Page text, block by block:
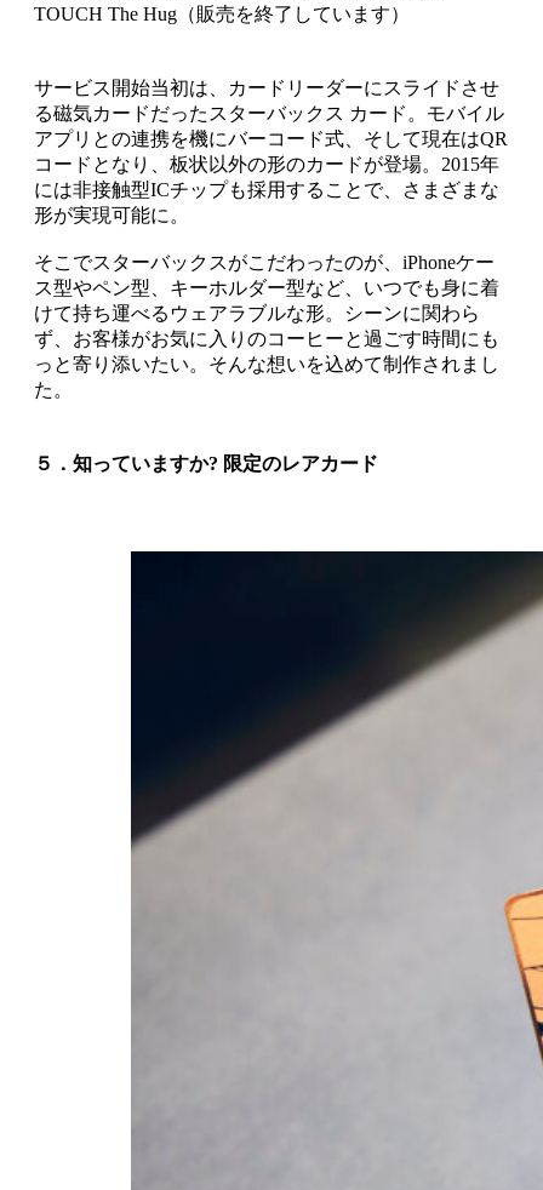
TOUCH The Hug（販売を終了しています）
サービス開始当初は、カードリーダーにスライドさせ
る磁気カードだったスターバックス カード。モバイル
アプリとの連携を機にバーコード式、そして現在はQR
コードとなり、板状以外の形のカードが登場。2015年
には非接触型ICチップも採用することで、さまざまな
形が実現可能に。
そこでスターバックスがこだわったのが、iPhoneケー
ス型やペン型、キーホルダー型など、いつでも身に着
けて持ち運べるウェアラブルな形。シーンに関わら
ず、お客様がお気に入りのコーヒーと過ごす時間にも
っと寄り添いたい。そんな想いを込めて制作されまし
た。
５．知っていますか? 限定のレアカード